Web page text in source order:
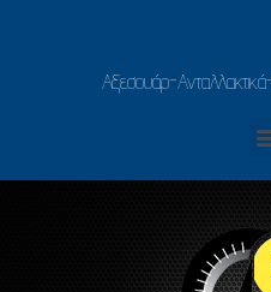
Αξεσουάρ-